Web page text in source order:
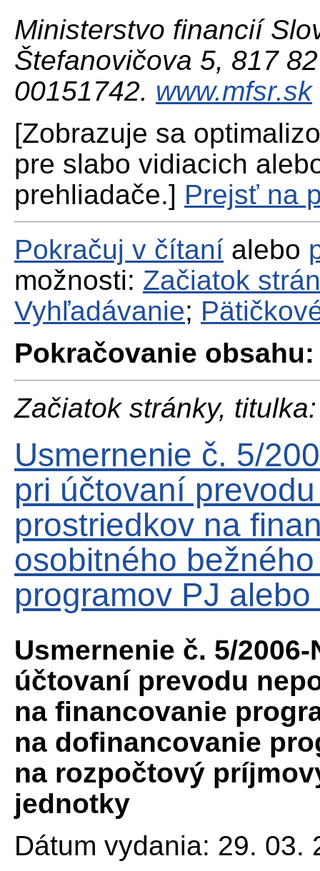
Ministerstvo financií
Štefanovičova 5, 817
00151742. www.mfsr.sk
[Zobrazuje sa
pre slabo vidiacich
prehliadače.] Prejsť na
Pokračuj v čítaní alebo
možnosti: Začiatok
Vyhľadávanie;
Pokračovanie obsahu:
Začiatok stránky, titulka:
Usmernenie č. 5/
pri účtovaní
prostriedkov na
osobitného
programov PJ
Usmernenie č. 5/
účtovaní prevodu
na financovanie
na dofinancovanie
na rozpočtový
jednotky
Dátum vydania: 29. 03.